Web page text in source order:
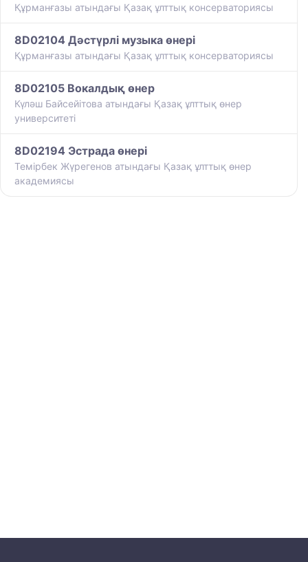
Құрманғазы атындағы Қазақ ұлттық консерваториясы
8D02104 Дәстүрлі музыка өнері
Құрманғазы атындағы Қазақ ұлттық консерваториясы
8D02105 Вокалдық өнер
Күләш Байсейітова атындағы Қазақ ұлттық өнер
университеті
8D02194 Эстрада өнері
Темірбек Жүрегенов атындағы Қазақ ұлттық өнер
академиясы